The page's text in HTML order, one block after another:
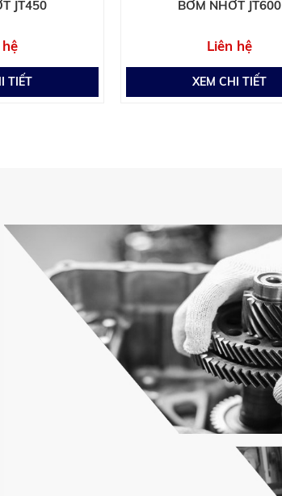
JT450
TIẾT
BƠM NHỚT JT600
Liên hệ
XEM CHI TIẾT